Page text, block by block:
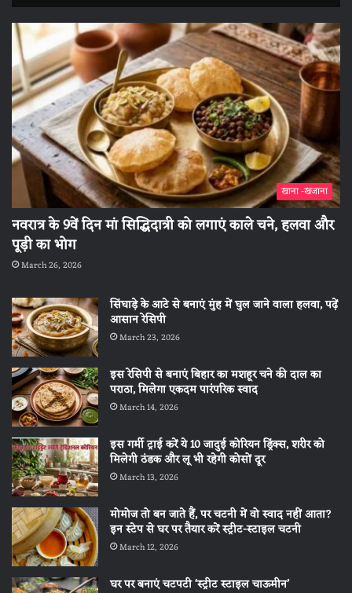
खाना -खजाना
नवरात्र के 9वें दिन मां सिद्धिदात्री को लगाएं काले चने, हलवा और
पूड़ी का भोग
March 26, 2026
सिंघाड़े के आटे से बनाएं मुंह में घुल जाने वाला हलवा, पढ़ें
आसान रेसिपी
March 23, 2026
इस रेसिपी से बनाएं बिहार का मशहूर चने की दाल का
पराठा, मिलेगा एकदम पारंपरिक स्वाद
March 14, 2026
इस गर्मी ट्राई करें ये 10 जादुई कोरियन ड्रिंक्स, शरीर को
मिलेगी ठंडक और लू भी रहेगी कोसों दूर
March 13, 2026
मोमोज तो बन जाते हैं, पर चटनी में वो स्वाद नहीं आता?
इन स्टेप से घर पर तैयार करें स्ट्रीट-स्टाइल चटनी
March 12, 2026
घर पर बनाएं चटपटी ‘स्ट्रीट स्टाइल चाऊमीन’